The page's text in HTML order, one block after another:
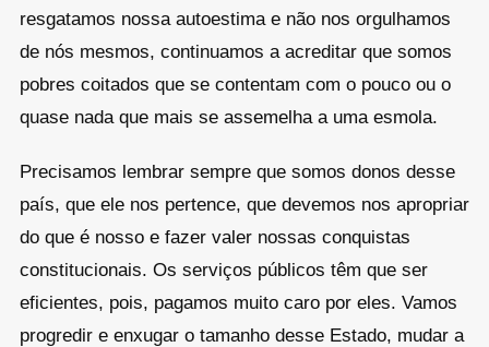
resgatamos nossa autoestima e não nos orgulhamos
de nós mesmos, continuamos a acreditar que somos
pobres coitados que se contentam com o pouco ou o
quase nada que mais se assemelha a uma esmola.
Precisamos lembrar sempre que somos donos desse
país, que ele nos pertence, que devemos nos apropriar
do que é nosso e fazer valer nossas conquistas
constitucionais. Os serviços públicos têm que ser
eficientes, pois, pagamos muito caro por eles. Vamos
progredir e enxugar o tamanho desse Estado, mudar a